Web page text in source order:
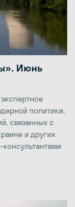
Июнь
политики,
связанных с
и других